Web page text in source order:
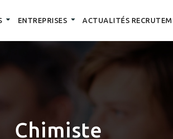
ENTREPRISES ACTUALITÉS
Chimiste